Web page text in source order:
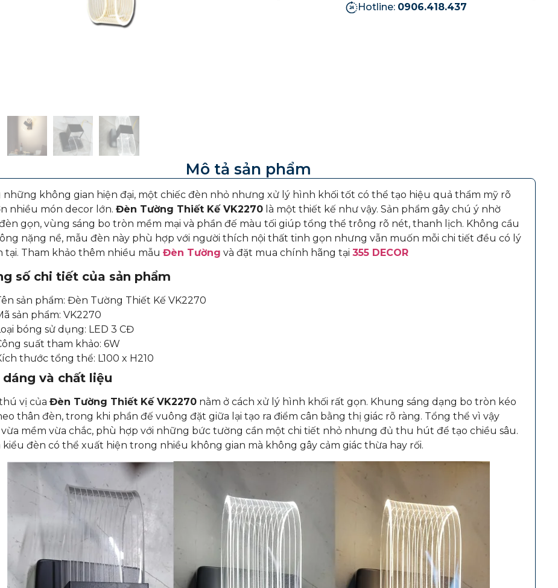
Hotline: 0906.418.437
Mô tả sản phẩm
những không gian hiện đại, một chiếc đèn nhỏ nhưng xử lý hình khối tốt có thể tạo hiệu quả thẩm mỹ rõ
nhiều món decor lớn. Đèn Tường Thiết Kế VK2270là một thiết kế như vậy. Sản phẩm gây chú ý nhờ
gọn, vùng sáng bo tròn mềm mại và phần đế màu tối giúp tổng thể trông rõ nét, thanh lịch. Không cầu
nặng nề, mẫu đèn này phù hợp với người thích nội thất tinh gọn nhưng vẫn muốn mỗi chi tiết đều có lý
tại. Tham khảo thêm nhiều mẫu Đèn Tường và đặt mua chính hãng tại 355 DECOR
số chi tiết của sản phẩm
sản phẩm: Đèn Tường Thiết Kế VK2270
sản phẩm: VK2270
bóng sử dụng: LED 3 CĐ
suất tham khảo: 6W
thước tổng thể: L100 x H210
dáng và chất liệu
vị của Đèn Tường Thiết Kế VK2270nằm ở cách xử lý hình khối rất gọn. Khung sáng dạng bo tròn kéo
thân đèn, trong khi phần đế vuông đặt giữa lại tạo ra điểm cân bằng thị giác rõ ràng. Tổng thể vì vậy
mềm vừa chắc, phù hợp với những bức tường cần một chi tiết nhỏ nhưng đủ thu hút để tạo chiều sâu.
kiểu đèn có thể xuất hiện trong nhiều không gian mà không gây cảm giác thừa hay rối.